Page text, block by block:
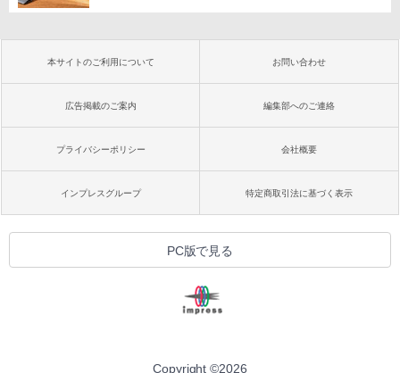
本サイトのご利用について お問い合わせ
広告掲載のご案内 編集部へのご連絡
プライバシーポリシー 会社概要
インプレスグループ 特定商取引法に基づく表示
PC版で見る
Copyright ©2026